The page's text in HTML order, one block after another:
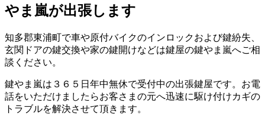
やま嵐が出張します
知多郡東浦町で車や原付バイクのインロックおよび鍵紛失、
玄関ドアの鍵交換や家の鍵開けなどは鍵屋の鍵やま嵐へご相
談ください。
鍵やま嵐は３６５日年中無休で受付中の出張鍵屋です。お電
話をいただけましたらお客さまの元へ迅速に駆け付けカギの
トラブルを解決させて頂きます。